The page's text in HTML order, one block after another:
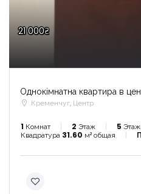
21 000₴
Однокімнатна квартира в
Кременчуг, Центр
1 Комнат 2 Этаж 5
Квадратура 31.60 м² общая